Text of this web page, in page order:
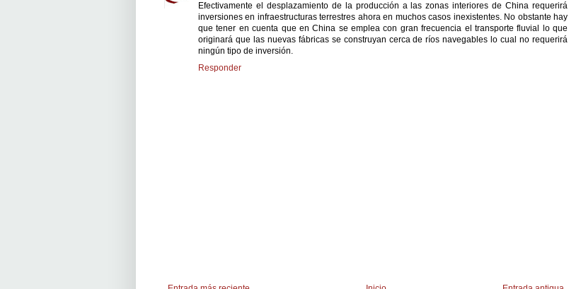
Efectivamente el desplazamiento de la producción a las zonas interiores de China requerirá
inversiones en infraestructuras terrestres ahora en muchos casos inexistentes. No obstante hay
que tener en cuenta que en China se emplea con gran frecuencia el transporte fluvial lo que
originará que las nuevas fábricas se construyan cerca de ríos navegables lo cual no requerirá
ningún tipo de inversión.
Responder